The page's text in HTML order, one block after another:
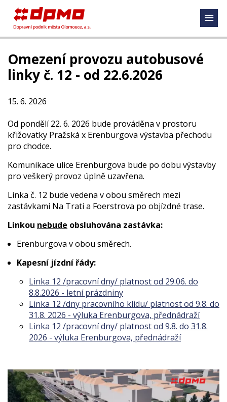
Omezení provozu autobusové
linky č. 12 - od 22.6.2026
15. 6. 2026
Od pondělí 22. 6. 2026 bude prováděna v prostoru
křižovatky Pražská x Erenburgova výstavba přechodu
pro chodce.
Komunikace ulice Erenburgova bude po dobu výstavby
pro veškerý provoz úplně uzavřena.
Linka č. 12 bude vedena v obou směrech mezi
zastávkami Na Trati a Foerstrova po objízdné trase.
Linkou nebude obsluhována zastávka:
Erenburgova v obou směrech.
Kapesní jízdní řády:
Linka 12 /pracovní dny/ platnost od 29.06. do
8.8.2026 - letní prázdniny
Linka 12 /dny pracovního klidu/ platnost od 9.8. do
31.8. 2026 - výluka Erenburgova, přednádraží
Linka 12 /pracovní dny/ platnost od 9.8. do 31.8.
2026 - výluka Erenburgova, přednádraží